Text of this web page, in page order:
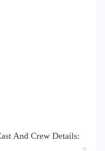
And Crew Details: